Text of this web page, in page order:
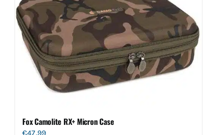
Fox Camolite RX+ Micron Case
€47.99